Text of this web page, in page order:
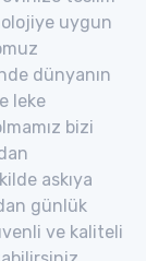
uygun
dünyanın
leke
bizi
askıya
günlük
ve kaliteli